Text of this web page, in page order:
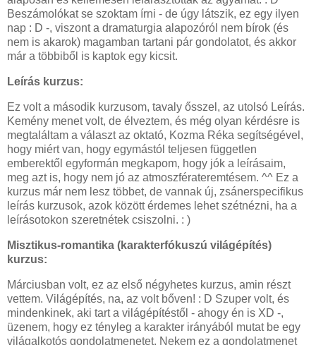
Beszámolókat se szoktam írni - de úgy látszik, ez egy ilyen
nap : D -, viszont a dramaturgia alapozóról nem bírok (és
nem is akarok) magamban tartani pár gondolatot, és akkor
már a többiből is kaptok egy kicsit.
Leírás kurzus:
Ez volt a második kurzusom, tavaly ősszel, az utolsó Leírás.
Kemény menet volt, de élveztem, és még olyan kérdésre is
megtaláltam a választ az oktató, Kozma Réka segítségével,
hogy miért van, hogy egymástól teljesen független
emberektől egyformán megkapom, hogy jók a leírásaim,
meg azt is, hogy nem jó az atmoszférateremtésem. ^^ Ez a
kurzus már nem lesz többet, de vannak új, zsánerspecifikus
leírás kurzusok, azok között érdemes lehet szétnézni, ha a
leírásotokon szeretnétek csiszolni. : )
Misztikus-romantika (karakterfókuszú világépítés)
kurzus:
Márciusban volt, ez az első négyhetes kurzus, amin részt
vettem. Világépítés, na, az volt bőven! : D Szuper volt, és
mindenkinek, aki tart a világépítéstől - ahogy én is XD -,
üzenem, hogy ez tényleg a karakter irányából mutat be egy
világalkotós gondolatmenetet. Nekem ez a gondolatmenet